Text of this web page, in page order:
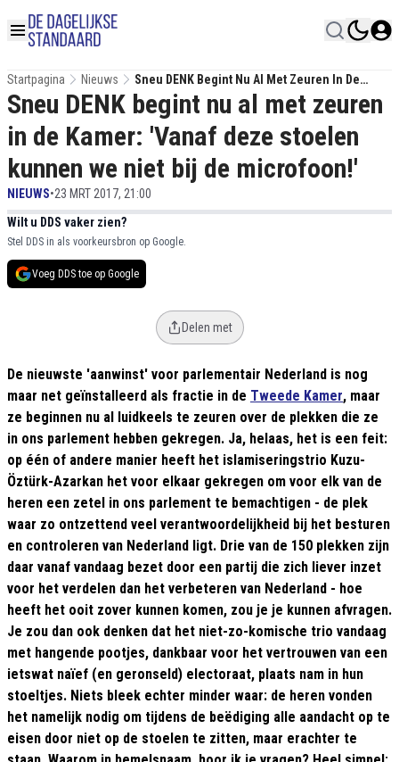
Startpagina Nieuws
Sneu DENK Begint Nu Al Met Zeuren In De
Kamer: 'Vanaf Deze Stoelen Kunnen We Niet Bij
De Microfoon!'
Sneu DENK begint nu al met zeuren
in de Kamer: 'Vanaf deze stoelen
kunnen we niet bij de microfoon!'
NIEUWS•23 MRT 2017, 21:00
Wilt u DDS vaker zien?
Stel DDS in als voorkeursbron op Google.
Voeg DDS toe op Google
Delen met
De nieuwste 'aanwinst' voor parlementair Nederland is nog
maar net geïnstalleerd als fractie in de Tweede Kamer, maar
ze beginnen nu al luidkeels te zeuren over de plekken die ze
in ons parlement hebben gekregen. Ja, helaas, het is een feit:
op één of andere manier heeft het islamiseringstrio Kuzu-
Öztürk-Azarkan het voor elkaar gekregen om voor elk van de
heren een zetel in ons parlement te bemachtigen - de plek
waar zo ontzettend veel verantwoordelijkheid bij het besturen
en controleren van Nederland ligt. Drie van de 150 plekken zijn
daar vanaf vandaag bezet door een partij die zich liever inzet
voor het verdelen dan het verbeteren van Nederland - hoe
heeft het ooit zover kunnen komen, zou je je kunnen afvragen.
Je zou dan ook denken dat het niet-zo-komische trio vandaag
met hangende pootjes, dankbaar voor het vertrouwen van een
ietswat naïef (en geronseld) electoraat, plaats nam in hun
stoeltjes. Niets bleek echter minder waar: de heren vonden
het namelijk nodig om tijdens de beëdiging alle aandacht op te
eisen door niet op de stoelen te zitten, maar erachter te